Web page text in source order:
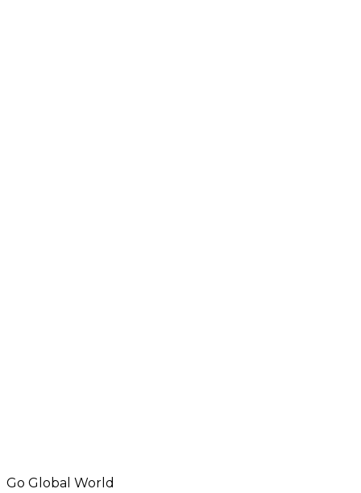
Go Global World